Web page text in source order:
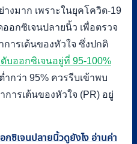
งมาก เพราะในยุคโควิด-19
อกซิเจนปลายนิ้ว เพื่อตรวจ
ารเต้นของหัวใจ ซึ่งปกติ
บออกซิเจนอยู่ที่ 95-100%
กว่า 95% ควรรีบเข้าพบ
ารเต้นของหัวใจ (PR) อยู่
กซิเจนปลายนิ้วดูยังไง อ่านค่า